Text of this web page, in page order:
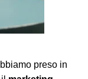
preso in